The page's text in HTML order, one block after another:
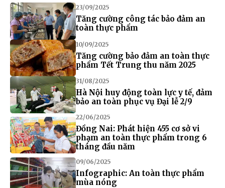
23/09/2025
Tăng cường công tác bảo đảm an
toàn thực phẩm
10/09/2025
Tăng cường bảo đảm an toàn thực
phẩm Tết Trung thu năm 2025
31/08/2025
Hà Nội huy động toàn lực y tế, đảm
bảo an toàn phục vụ Đại lễ 2/9
22/06/2025
Đồng Nai: Phát hiện 455 cơ sở vi
phạm an toàn thực phẩm trong 6
tháng đầu năm
09/06/2025
Infographic: An toàn thực phẩm
mùa nóng